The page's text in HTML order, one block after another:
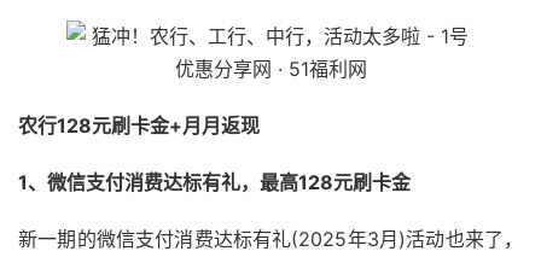
农行128元刷卡金+月月返现
1、微信支付消费达标有礼，最高128元刷卡金
新一期的微信支付消费达标有礼(2025年3月)活动也来了，